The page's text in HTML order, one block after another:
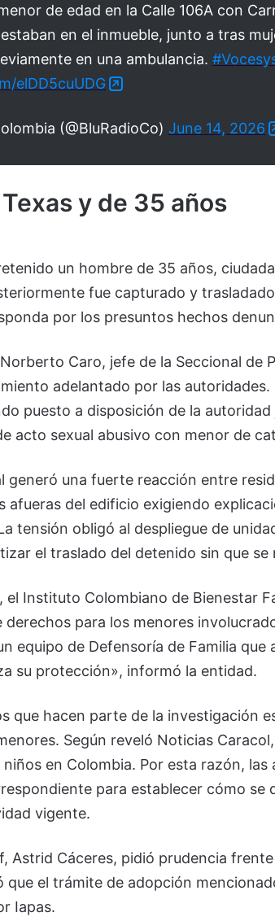
de edad en la Calle 106A con
en el inmueble, junto a tras
en una ambulancia.
elDD5cuUDG
(@BluRadioCo) June 14, 2026
y de 35 años
un hombre de 35 años,
fue capturado y
por los presuntos hechos
Caro, jefe de la Seccional de
adelantado por las autoridades.
puesto a disposición de la
acto sexual abusivo con menor de
generó una fuerte reacción entre
afueras del edificio exigiendo
tensión obligó al despliegue de
el traslado del detenido sin que se
el Instituto Colombiano de Bienestar
para los menores
equipo de Defensoría de Familia que
su protección», informó la entidad.
que hacen parte de la investigación
Según reveló Noticias
en Colombia. Por esta razón, las
para establecer cómo se
vigente.
Astrid Cáceres, pidió prudencia
que el trámite de adopción
Iapas.